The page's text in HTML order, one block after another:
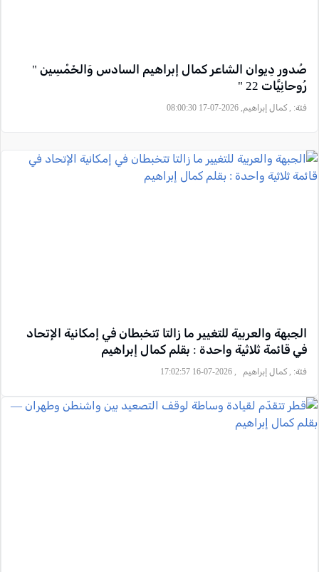
صُدور دِيوان الشاعر كمال إبراهيم السادس وَالخَمْسِين "
رُوحانِيَّات 22 "
فئة: , كمال إبراهيم, 2026-07-17 08:00:30
الجبهة والعربية للتغيير ما زالتا تتخبطان في إمكانية الإتحاد
في قائمة ثلاثية واحدة : بقلم كمال إبراهيم
فئة: , كمال إبراهيم , 2026-07-16 17:02:57